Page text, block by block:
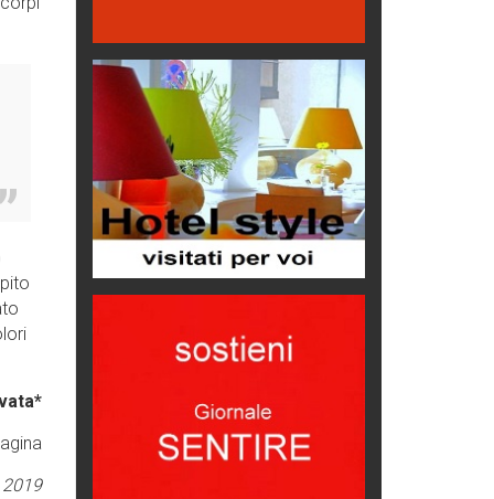
Emilio Isgrò, il cancellatore
ARTE militante
Come difendere la pelle dal sole
Proteggersi, sempre
Hotels, B&B e Ristoranti... 10 &
lode
Le nostre recensioni
Bolzano: L'Eisenhut Boutique
Hotel
Teodorico, sovrano illuminato
Seconde case cambiano le scelte
degli italiani